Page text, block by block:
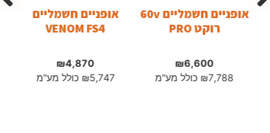
אופניים חשמליים 60v
רוקט PRO
₪6,600
₪7,788 כולל מע"מ
אופניים חשמליים
VENOM FS4
₪4,870
₪5,747 כולל מע"מ